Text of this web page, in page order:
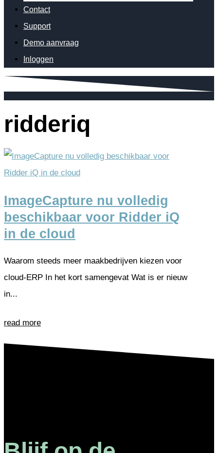
Contact
Support
Demo aanvraag
Inloggen
ridderiq
ImageCapture nu volledig
beschikbaar voor Ridder iQ
in de cloud
Waarom steeds meer maakbedrijven kiezen voor
cloud-ERP In het kort samengevat Wat is er nieuw
in...
read more